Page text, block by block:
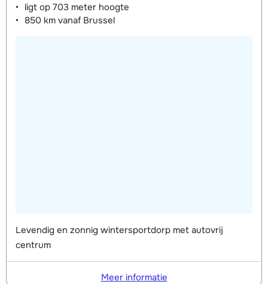
ligt op 703 meter hoogte
850 km vanaf Brussel
Levendig en zonnig wintersportdorp met autovrij
centrum
Meer informatie